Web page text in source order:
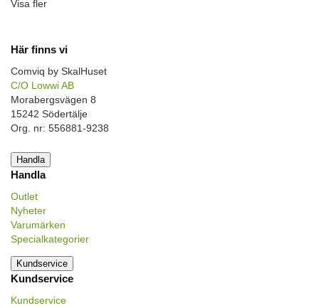
Visa fler
Här finns vi
Comviq by SkalHuset
C/O Lowwi AB
Morabergsvägen 8
15242 Södertälje
Org. nr: 556881-9238
Handla
Handla
Outlet
Nyheter
Varumärken
Specialkategorier
Kundservice
Kundservice
Kundservice